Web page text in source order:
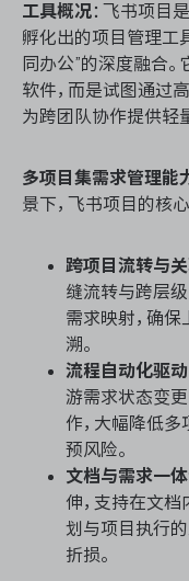
工具概况：飞书项目
孵化出的项目管理工
同办公”的深度融合
软件，而是试图通过
为跨团队协作提供轻
多项目集需求管理能
景下，飞书项目的核
跨项目流转与
缝流转与跨层
需求映射，确
溯。
流程自动化驱动
游需求状态变
作，大幅降低
预风险。
文档与需求一
伸，支持在文
划与项目执行
折损。